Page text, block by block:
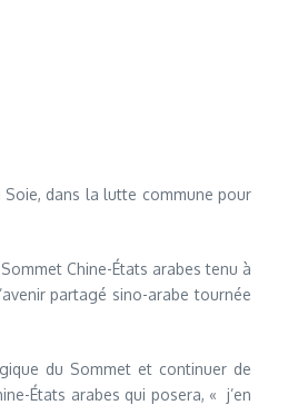
Soie, dans la lutte commune pour
Chine-États arabes tenu à
partagé sino-arabe tournée
du Sommet et continuer de
États arabes qui posera, « j’en